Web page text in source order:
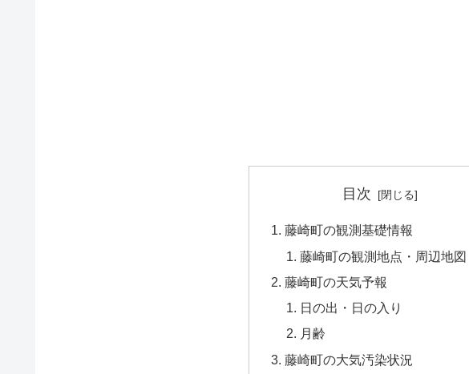
目次
藤崎町の観測基礎情報
藤崎町の観測地点・周辺地図
藤崎町の天気予報
日の出・日の入り
月齢
藤崎町の大気汚染状況